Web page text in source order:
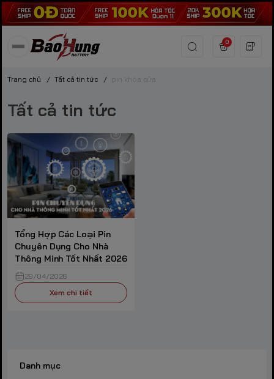
0
Trang chủ / Tất cả tin tức / pin khóa cửa
Tất cả tin tức
Tổng Hợp Các Loại Pin
Chuyên Dụng Cho Nhà
Thông Minh Tốt Nhất 2026
29/04/2026
Xem chi tiết
Danh mục